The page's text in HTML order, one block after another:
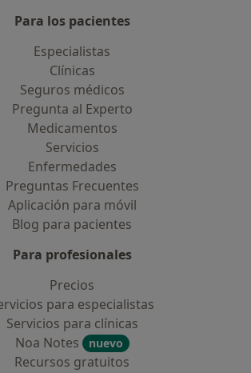
Para los pacientes
Especialistas
Clínicas
Seguros médicos
Pregunta al Experto
Medicamentos
Servicios
Enfermedades
Preguntas Frecuentes
Aplicación para móvil
Blog para pacientes
Para profesionales
Precios
para especialistas
Servicios para clínicas
Noa Notes
nuevo
Recursos gratuitos